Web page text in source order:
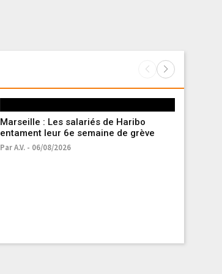
Marseille : Les salariés de Haribo
entament leur 6e semaine de grève
Par A.V. - 06/08/2026